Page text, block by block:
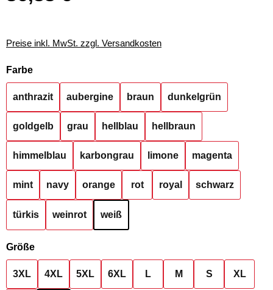
Preise inkl. MwSt. zzgl. Versandkosten
Farbeauswählen
anthrazit aubergine braun dunkelgrün
goldgelb grau hellblau hellbraun
himmelblau karbongrau limone magenta
mint navy orange rot royal schwarz
türkis weinrot weiß
Größeauswählen
3XL 4XL 5XL 6XL L M S XL